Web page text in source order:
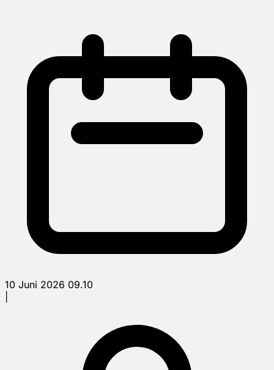
10 Juni 2026 09.10